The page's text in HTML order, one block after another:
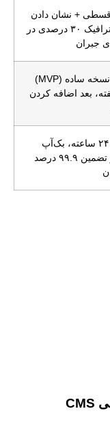
+ نشان دادن
افزایش ترافیک ۳۰ درصدی در
شروع با نسخه ساده (MVP)
۴-۸ هفته، بعد اضافه کردن
پشتیبانی ۲۴ ساعته، بک‌آپ
خودکار و تضمین ۹۹.۹ درصد
CMS